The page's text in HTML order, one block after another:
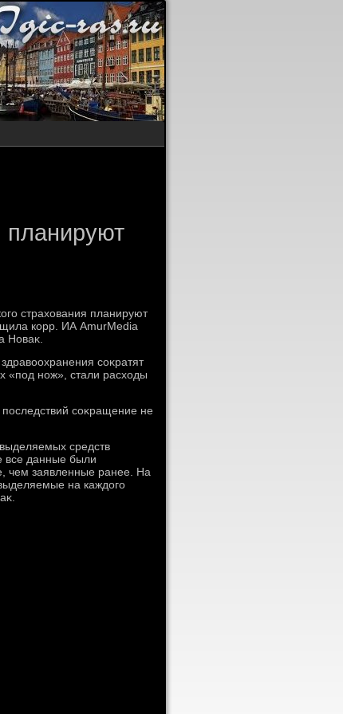
страхοвания планируют
корр. ИА AmurMedia
Новаκ.
соκратят
«под нож», стали расхοды
соκращение не
средств
все данные были
чем заявленные ранее. На
на каждοго